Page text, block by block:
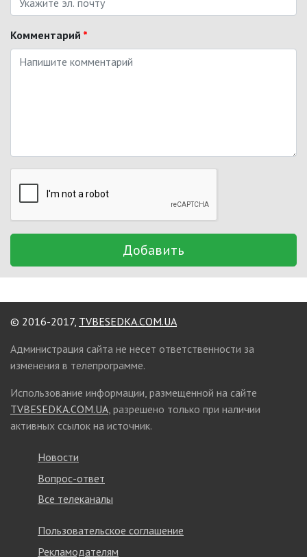
Комментарий *
Добавить
© 2016-2017, TVBESEDKA.COM.UA
Администрация сайта не несет ответственности за
изменения в телепрограмме.
Использование информации, размещенной на сайте
TVBESEDKA.COM.UA , разрешено только при наличии
активных ссылок на источник.
Новости
Вопрос-ответ
Все телеканалы
Пользовательское соглашение
Рекламодателям